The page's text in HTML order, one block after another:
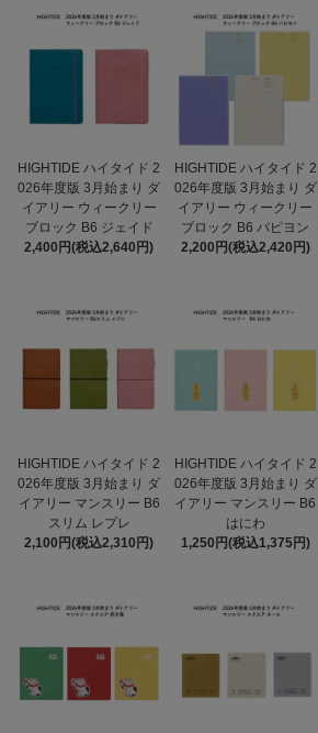
HIGHTIDE ハイタイド 2
026年度版 3月始まり ダ
イアリー ウィークリー
ブロック B6 ジェイド
2,400円(税込2,640円)
HIGHTIDE ハイタイド 2
026年度版 3月始まり ダ
イアリー ウィークリー
ブロック B6 パピヨン
2,200円(税込2,420円)
HIGHTIDE ハイタイド 2
026年度版 3月始まり ダ
イアリー マンスリー B6
スリム レプレ
2,100円(税込2,310円)
HIGHTIDE ハイタイド 2
026年度版 3月始まり ダ
イアリー マンスリー B6
はにわ
1,250円(税込1,375円)